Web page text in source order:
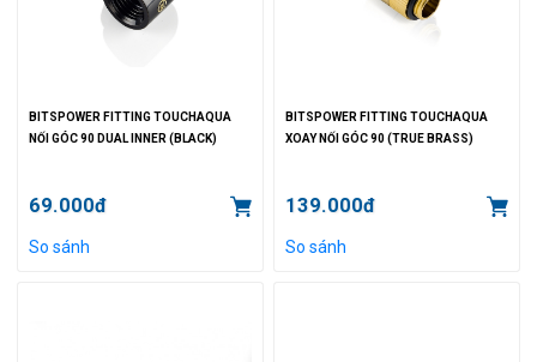
BITSPOWER FITTING TOUCHAQUA
NỐI GÓC 90 DUAL INNER (BLACK)
69.000đ
So sánh
BITSPOWER FITTING TOUCHAQUA
XOAY NỐI GÓC 90 (TRUE BRASS)
139.000đ
So sánh